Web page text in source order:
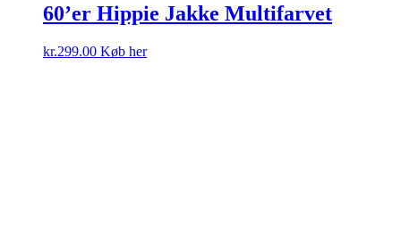
60’er Hippie Jakke Multifarvet
kr.299.00 Køb her